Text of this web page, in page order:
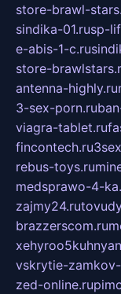
store-brawl-
sindika-01.rusp-
e-abis-1-c.ru
store-
antenna-highly.ru
3-sex-porn.ru
viagra-tablet.ru
fincontech.ru
rebus-toys.ru
medsprawo-4-
zajmy24.ru
brazzerscom.ru
vskrytie-
zed-online.ru